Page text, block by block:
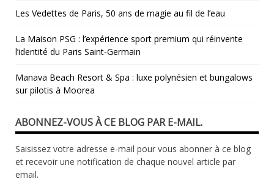
Les Vedettes de Paris, 50 ans de magie au fil de l’eau
La Maison PSG : l’expérience sport premium qui réinvente
l’identité du Paris Saint‑Germain
Manava Beach Resort & Spa : luxe polynésien et bungalows
sur pilotis à Moorea
ABONNEZ-VOUS À CE BLOG PAR E-MAIL.
Saisissez votre adresse e-mail pour vous abonner à ce blog
et recevoir une notification de chaque nouvel article par
email.